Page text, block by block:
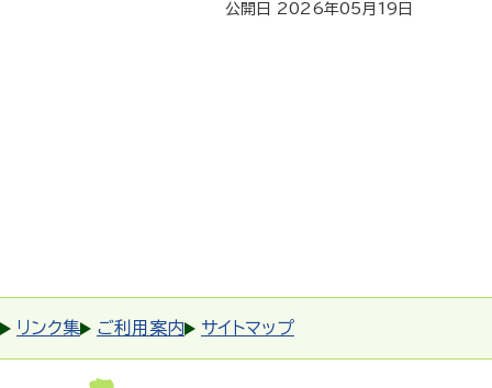
公開日 2026年05月19日
リンク集 ご利用案内 サイトマップ